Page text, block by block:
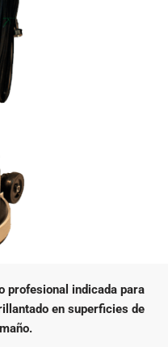
profesional indicada para
en superficies de